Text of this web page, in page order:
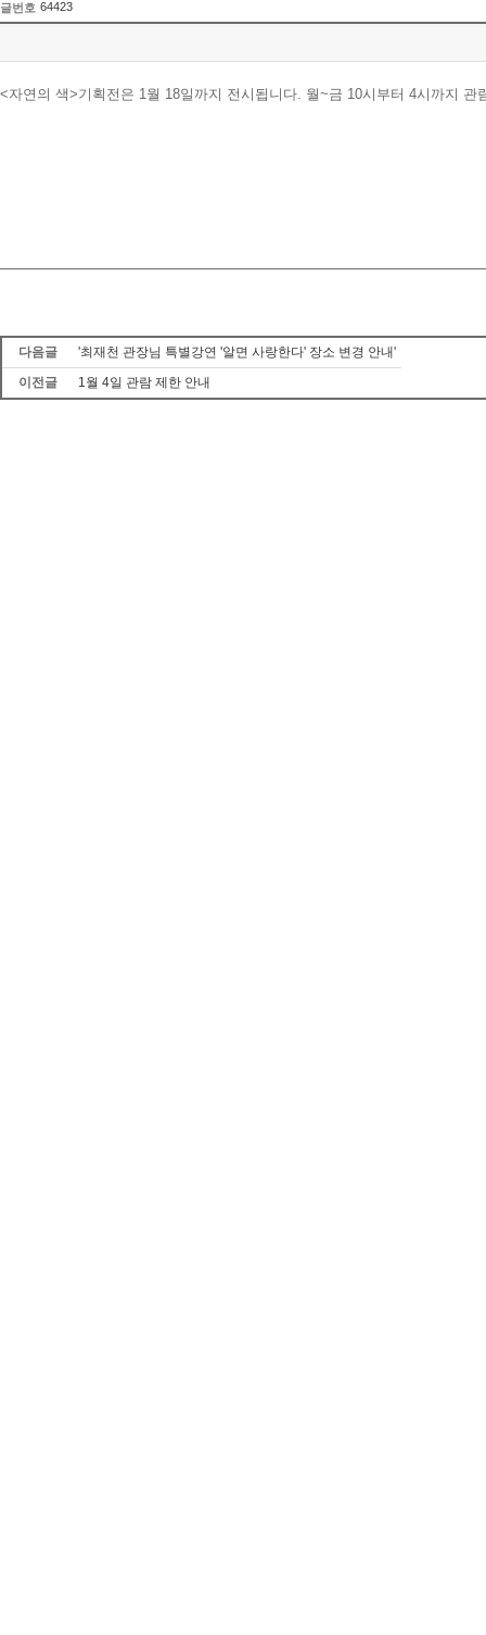
글번호 64423
<자연의 색>기획전은 1월 18일까지 전시됩니다. 월~금 10시부터 4시까지
다음글
'최재천 관장님 특별강연 '알면 사랑한다' 장소 변경 안내'
이전글
1월 4일 관람 제한 안내